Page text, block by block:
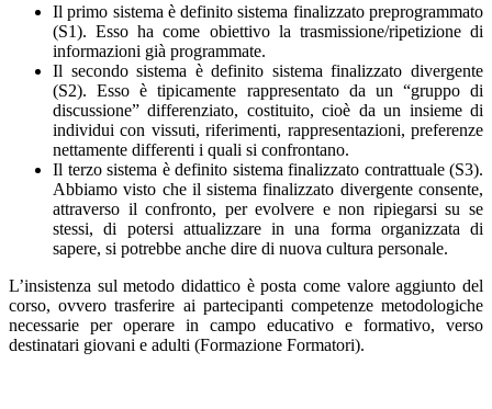
Il primo sistema è definito sistema finalizzato preprogrammato
(S1). Esso ha come obiettivo la trasmissione/ripetizione di
informazioni già programmate.
Il secondo sistema è definito sistema finalizzato divergente
(S2). Esso è tipicamente rappresentato da un “gruppo di
discussione” differenziato, costituito, cioè da un insieme di
individui con vissuti, riferimenti, rappresentazioni, preferenze
nettamente differenti i quali si confrontano.
Il terzo sistema è definito sistema finalizzato contrattuale (S3).
Abbiamo visto che il sistema finalizzato divergente consente,
attraverso il confronto, per evolvere e non ripiegarsi su se
stessi, di potersi attualizzare in una forma organizzata di
sapere, si potrebbe anche dire di nuova cultura personale.
L’insistenza sul metodo didattico è posta come valore aggiunto del
corso, ovvero trasferire ai partecipanti competenze metodologiche
necessarie per operare in campo educativo e formativo, verso
destinatari giovani e adulti (Formazione Formatori).